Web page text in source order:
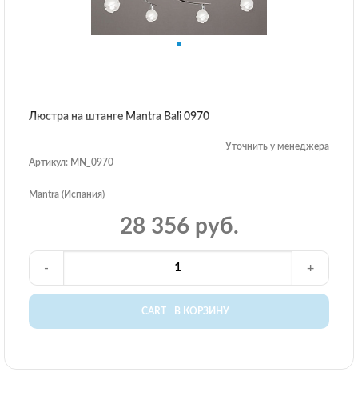
Люстра на штанге Mantra Bali 0970
Уточнить у менеджера
Артикул: MN_0970
Mantra (Испания)
28 356 руб.
В КОРЗИНУ
- +